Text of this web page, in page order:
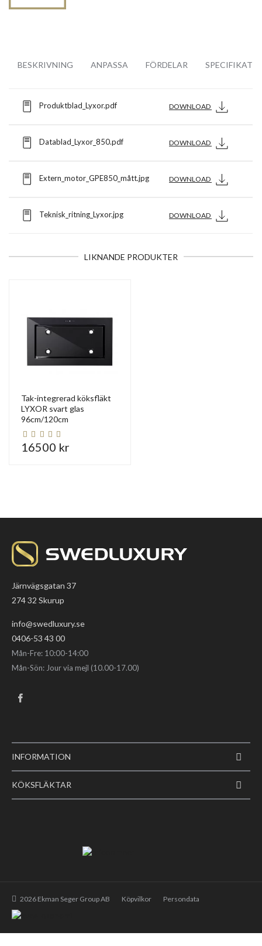
BESKRIVNING ANPASSA FÖRDELAR
Produktblad_Lyxor.pdf DOWNLOAD
Datablad_Lyxor_850.pdf DOWNLOAD
Extern_motor_GPE850_mått.jpg DOWNLOAD
Teknisk_ritning_Lyxor.jpg DOWNLOAD
LIKNANDE PRODUKTER
Tak-integrerad köksfläkt
LYXOR svart glas
96cm/120cm
16500 kr
Järnvägsgatan 37
274 32 Skurup
info@swedluxury.se
0406-53 43 00
Mån-Fre: 10:00-14:00
Mån-Sön: Jour via mejl (10.00-17.00)
INFORMATION
KÖKSFLÄKTAR
2026 Ekman Seger Group AB Köpvilkor Persondata